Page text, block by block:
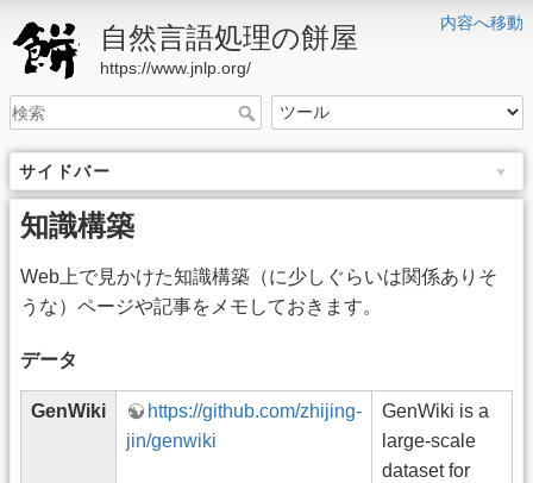
内容へ移動
自然言語処理の餅屋
https://www.jnlp.org/
サイドバー
知識構築
Web上で見かけた知識構築（に少しぐらいは関係ありそ
うな）ページや記事をメモしておきます。
データ
GenWiki
https://github.com/zhijing-
jin/genwiki
GenWiki is a
large-scale
dataset for